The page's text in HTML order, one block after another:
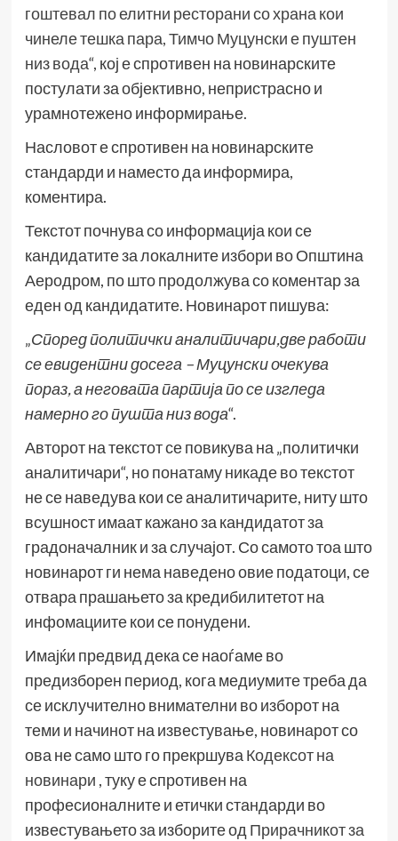
гоштевал по елитни ресторани со храна кои
чинеле тешка пара, Тимчо Муцунски е пуштен
низ вода“, кој е спротивен на новинарските
постулати за објективно, непристрасно и
урамнотежено информирање.
Насловот е спротивен на новинарските
стандарди и наместо да информира,
коментира.
Текстот почнува со информација кои се
кандидатите за локалните избори во Општина
Аеродром, по што продолжува со коментар за
еден од кандидатите. Новинарот пишува:
„Според политички аналитичари,две работи
се евидентни досега – Муцунски очекува
пораз, а неговата партија по се изгледа
намерно го пушта низ вода“.
Авторот на текстот се повикува на „политички
аналитичари“, но понатаму никаде во текстот
не се наведува кои се аналитичарите, ниту што
всушност имаат кажано за кандидатот за
градоначалник и за случајот. Со самото тоа што
новинарот ги нема наведено овие податоци, се
отвара прашањето за кредибилитетот на
инфомациите кои се понудени.
Имајќи предвид дека се наоѓаме во
предизборен период, кога медиумите треба да
се исклучително внимателни во изборот на
теми и начинот на известување, новинарот со
ова не само што го прекршува Кодексот на
новинари , туку е спротивен на
професионалните и етички стандарди во
известувањето за изборите од Прирачникот за